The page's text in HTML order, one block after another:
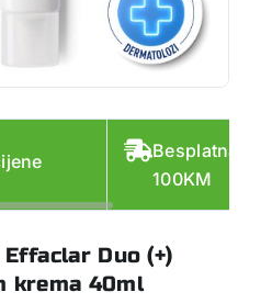
Besplatna
100KM
Duo (+)
krema 40ml